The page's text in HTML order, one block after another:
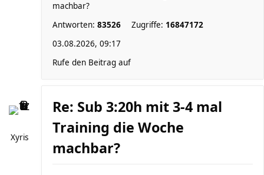
machbar?
Antworten: 83526 Zugriffe: 16847172
03.08.2026, 09:17
Rufe den Beitrag auf
Xyris
Re: Sub 3:20h mit 3-4 mal
Training die Woche
machbar?